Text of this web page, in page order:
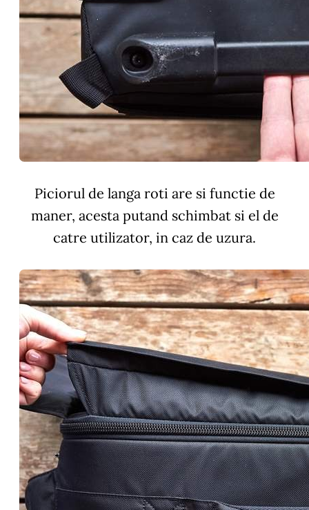
Piciorul de langa roti are si functie de
maner, acesta putand schimbat si el de
catre utilizator, in caz de uzura.